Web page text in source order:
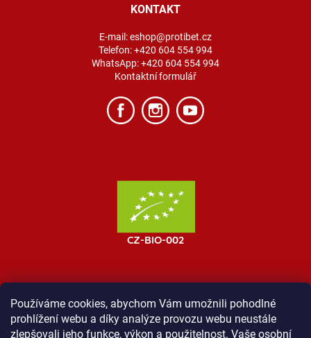
Používáme cookies, abychom Vám umožnili pohodlné
prohlížení webu a díky analýze provozu webu neustále
zlepšovali jeho funkce, výkon a použitelnost. Vaše osobní
KONTAKT
E-mail:eshop@protibet.cz
Telefon:+420 604 554 994
WhatsApp:+420 604 554 994
Kontaktní formulář
MOST ProTibet Vše o nákupu
Obchodní podmínky
Zásady ochrany osobních údajů
Kontakt